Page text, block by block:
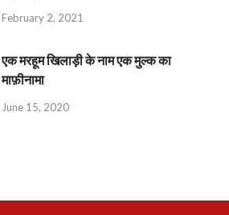
February 2, 2021
एक मरहूम खिलाड़ी के नाम एक मुल्क का
माफ़ीनामा
June 15, 2020